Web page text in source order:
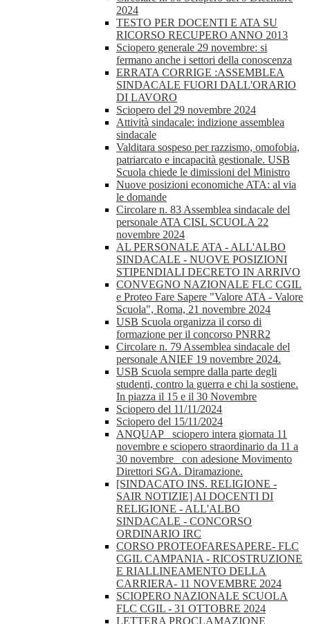
2024
TESTO PER DOCENTI E ATA SU
RICORSO RECUPERO ANNO 2013
Sciopero generale 29 novembre: si
fermano anche i settori della conoscenza
ERRATA CORRIGE :ASSEMBLEA
SINDACALE FUORI DALL'ORARIO
DI LAVORO
Sciopero del 29 novembre 2024
Attività sindacale: indizione assemblea
sindacale
Valditara sospeso per razzismo, omofobia,
patriarcato e incapacità gestionale. USB
Scuola chiede le dimissioni del Ministro
Nuove posizioni economiche ATA: al via
le domande
Circolare n. 83 Assemblea sindacale del
personale ATA CISL SCUOLA 22
novembre 2024
AL PERSONALE ATA - ALL'ALBO
SINDACALE - NUOVE POSIZIONI
STIPENDIALI DECRETO IN ARRIVO
CONVEGNO NAZIONALE FLC CGIL
e Proteo Fare Sapere "Valore ATA - Valore
Scuola", Roma, 21 novembre 2024
USB Scuola organizza il corso di
formazione per il concorso PNRR2
Circolare n. 79 Assemblea sindacale del
personale ANIEF 19 novembre 2024.
USB Scuola sempre dalla parte degli
studenti, contro la guerra e chi la sostiene.
In piazza il 15 e il 30 Novembre
Sciopero del 11/11/2024
Sciopero del 15/11/2024
ANQUAP_ sciopero intera giornata 11
novembre e sciopero straordinario da 11 a
30 novembre_ con adesione Movimento
Direttori SGA. Diramazione.
[SINDACATO INS. RELIGIONE -
SAIR NOTIZIE] AI DOCENTI DI
RELIGIONE - ALL'ALBO
SINDACALE - CONCORSO
ORDINARIO IRC
CORSO PROTEOFARESAPERE- FLC
CGIL CAMPANIA - RICOSTRUZIONE
E RIALLINEAMENTO DELLA
CARRIERA- 11 NOVEMBRE 2024
SCIOPERO NAZIONALE SCUOLA
FLC CGIL - 31 OTTOBRE 2024
LETTERA PROCLAMAZIONE